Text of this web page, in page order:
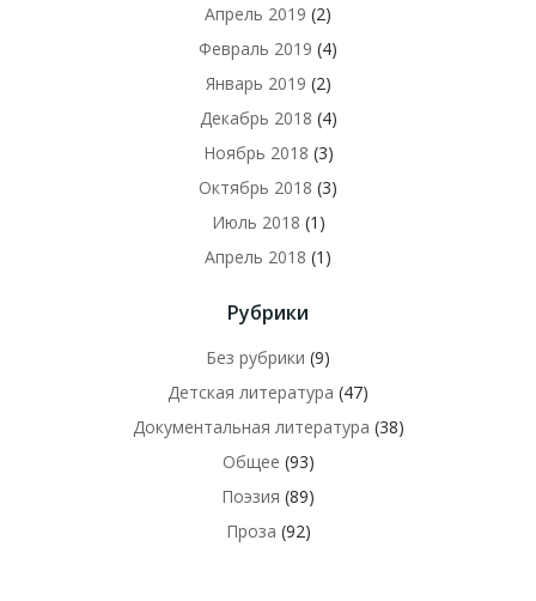
Апрель 2019 (2)
Февраль 2019 (4)
Январь 2019 (2)
Декабрь 2018 (4)
Ноябрь 2018 (3)
Октябрь 2018 (3)
Июль 2018 (1)
Апрель 2018 (1)
Рубрики
Без рубрики (9)
Детская литература (47)
Документальная литература (38)
Общее (93)
Поэзия (89)
Проза (92)